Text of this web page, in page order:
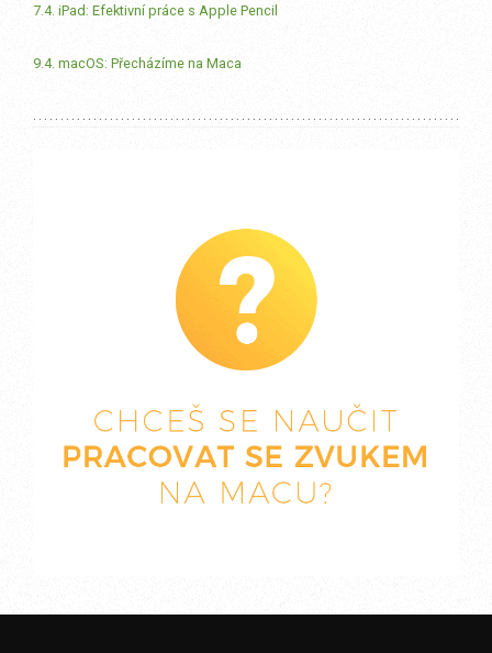
7.4. iPad: Efektivní práce s Apple Pencil
9.4. macOS: Přecházíme na Maca